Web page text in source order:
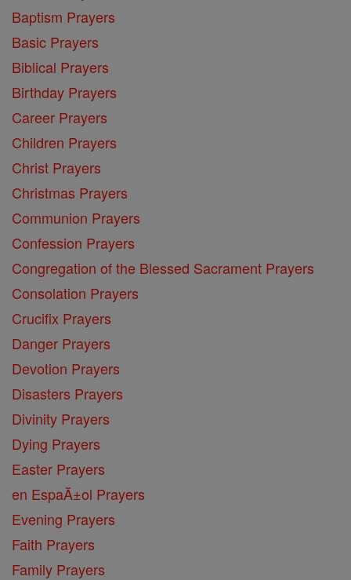
Baptism Prayers
Basic Prayers
Biblical Prayers
Birthday Prayers
Career Prayers
Children Prayers
Christ Prayers
Christmas Prayers
Communion Prayers
Confession Prayers
Congregation of the Blessed Sacrament Prayers
Consolation Prayers
Crucifix Prayers
Danger Prayers
Devotion Prayers
Disasters Prayers
Divinity Prayers
Dying Prayers
Easter Prayers
en EspaĂ±ol Prayers
Evening Prayers
Faith Prayers
Family Prayers